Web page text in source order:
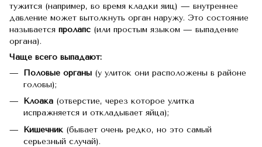
тужится (например, во время кладки яиц) — внутреннее
давление может вытолкнуть орган наружу. Это состояние
называется пролапс (или простым языком — выпадение
органа).
Чаще всего выпадают:
Половые органы (у улиток они расположены в районе
головы);
Клоака (отверстие, через которое улитка
испражняется и откладывает яйца);
Кишечник (бывает очень редко, но это самый
серьезный случай).